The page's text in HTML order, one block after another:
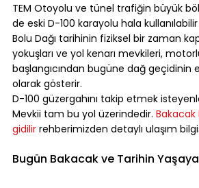
TEM Otoyolu ve tünel trafiğin büyük
de eski D-100 karayolu hala
Bolu Dağı tarihinin fiziksel bir zaman
yokuşları ve yol kenarı mevkileri,
başlangıcından bugüne dağ geçidinin
olarak gösterir.
D-100 güzergahını takip etmek
Mevkii tam bu yol üzerindedir. Bakacak
gidilir rehberimizden detaylı ulaşım
Bugün Bakacak ve Tarihin